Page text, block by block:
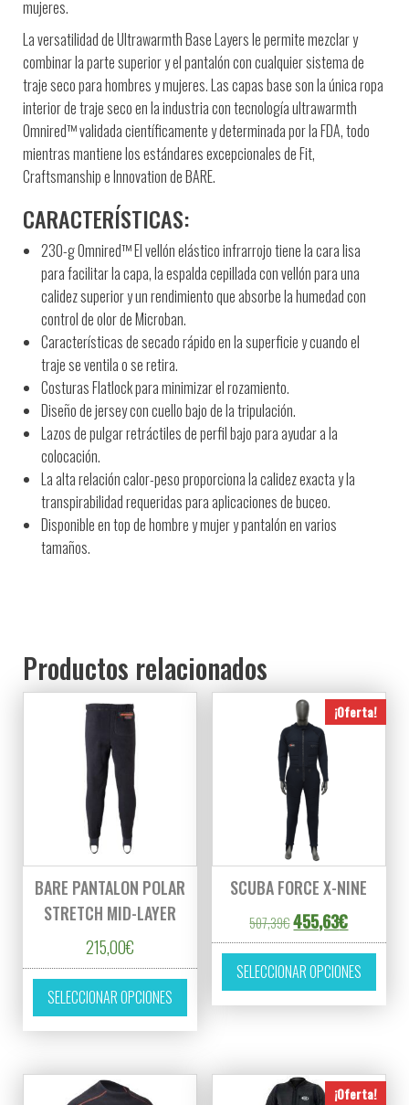
mujeres.
La versatilidad de Ultrawarmth Base Layers le permite mezclar y
combinar la parte superior y el pantalón con cualquier sistema de
traje seco para hombres y mujeres. Las capas base son la única ropa
interior de traje seco en la industria con tecnología ultrawarmth
Omnired™ validada científicamente y determinada por la FDA, todo
mientras mantiene los estándares excepcionales de Fit,
Craftsmanship e Innovation de BARE.
CARACTERÍSTICAS:
230-g Omnired™ El vellón elástico infrarrojo tiene la cara lisa
para facilitar la capa, la espalda cepillada con vellón para una
calidez superior y un rendimiento que absorbe la humedad con
control de olor de Microban.
Características de secado rápido en la superficie y cuando el
traje se ventila o se retira.
Costuras Flatlock para minimizar el rozamiento.
Diseño de jersey con cuello bajo de la tripulación.
Lazos de pulgar retráctiles de perfil bajo para ayudar a la
colocación.
La alta relación calor-peso proporciona la calidez exacta y la
transpirabilidad requeridas para aplicaciones de buceo.
Disponible en top de hombre y mujer y pantalón en varios
tamaños.
Productos relacionados
BARE PANTALON POLAR
STRETCH MID-LAYER
215,00€
SELECCIONAR OPCIONES
Este producto tiene múltiples variantes.
¡Oferta!
SCUBA FORCE X-NINE
507,39€El precio original
455,63€El precio
SELECCIONAR OPCIONES
Este
¡Oferta!